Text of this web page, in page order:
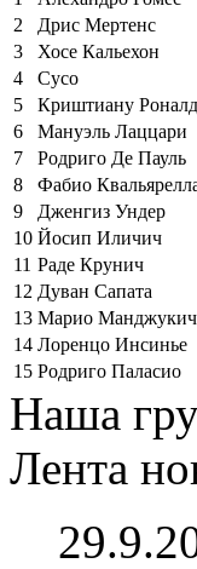
2
Дрис Мертенс
3
Хосе Кальехон
4
Сусо
5
Криштиану
6
Мануэль Лаццари
7
Родриго Де Пауль
8
Фабио
9
Дженгиз Ундер
10 Йосип Иличич
11 Раде Крунич
12 Дуван Сапата
13 Марио Манджукич
14 Лоренцо Инсинье
15 Родриго Паласио
Наша
Лента